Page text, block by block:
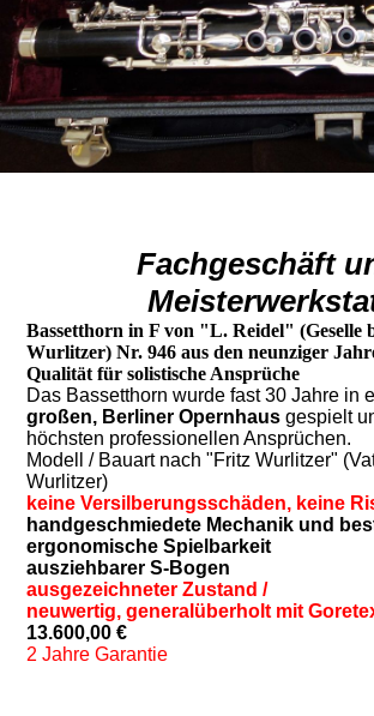
Fachgeschäft
Bassetthorn in F von "L. Reidel" (Geselle
Wurlitzer) Nr. 946 aus den neunziger
Qualität für solistische Ansprüche
Das Bassetthorn wurde fast 30 Jahre in
großen, Berliner Opernhaus gespielt
höchsten professionellen Ansprüchen.
Modell / Bauart nach "Fritz Wurlitzer"
Wurlitzer)
keine Versilberungsschäden, keine
handgeschmiedete Mechanik und
ergonomische Spielbarkeit
ausziehbarer S-Bogen
ausgezeichneter Zustand /
neuwertig,generalüberholt mit
13.600,00 €
2 Jahre Garantie